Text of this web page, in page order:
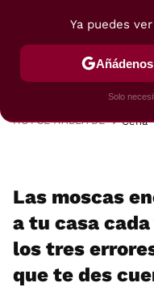
POSTRES VIAJES
HOY SE HABLA DE Cena
Las moscas
a tu casa
los tres
que te des
Ya puedes
Solo